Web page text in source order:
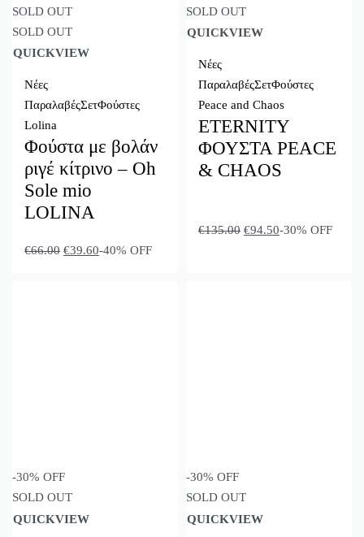
SOLD OUT
SOLD OUT
QUICKVIEW
Νέες
ΠαραλαβέςΣετΦούστες
Lolina
Φούστα με βολάν
ριγέ κίτρινο – Oh
Sole mio
LOLINA
€66.00 €39.60-40% OFF
SOLD OUT
QUICKVIEW
Νέες
ΠαραλαβέςΣετΦούστες
Peace and Chaos
ETERNITY
ΦΟΥΣΤΑ PEACE
& CHAOS
€135.00 €94.50-30% OFF
-30% OFF
SOLD OUT
QUICKVIEW
-30% OFF
SOLD OUT
QUICKVIEW